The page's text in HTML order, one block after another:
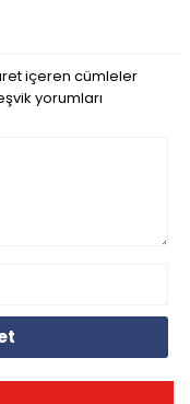
içeren cümleler
yorumları